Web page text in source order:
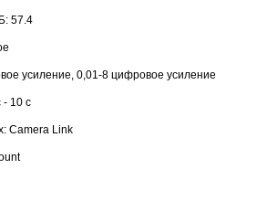
57.4
усиление, 0,01-8 цифровое усиление
- 10 с
Camera Link